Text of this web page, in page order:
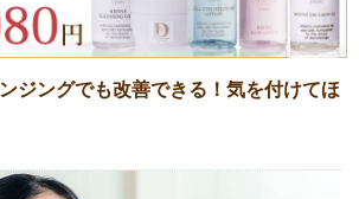
ジングでも改善できる！気を付けてほ